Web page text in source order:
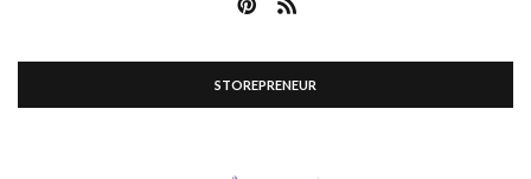
STOREPRENEUR